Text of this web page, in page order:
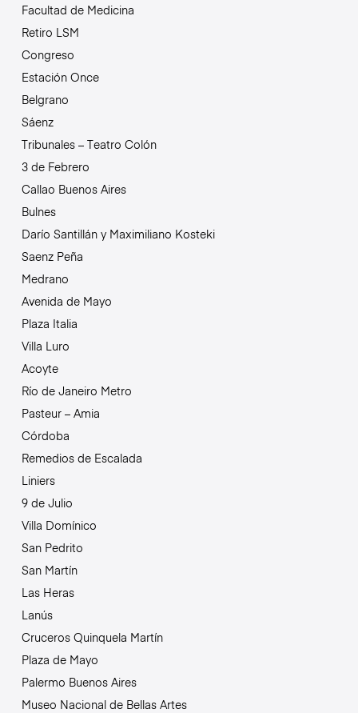
Facultad de Medicina
Retiro LSM
Congreso
Estación Once
Belgrano
Sáenz
Tribunales – Teatro Colón
3 de Febrero
Callao Buenos Aires
Bulnes
Darío Santillán y Maximiliano Kosteki
Saenz Peña
Medrano
Avenida de Mayo
Plaza Italia
Villa Luro
Acoyte
Río de Janeiro Metro
Pasteur – Amia
Córdoba
Remedios de Escalada
Liniers
9 de Julio
Villa Domínico
San Pedrito
San Martín
Las Heras
Lanús
Cruceros Quinquela Martín
Plaza de Mayo
Palermo Buenos Aires
Museo Nacional de Bellas Artes